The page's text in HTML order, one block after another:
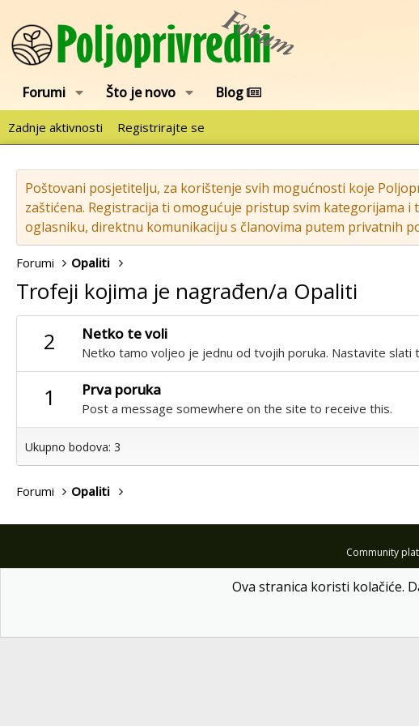
Forumi Što je novo Blog
Zadnje aktivnosti Registrirajte se
Poštovani posjetitelju, za korištenje svih mogućnosti koje
zaštićena. Registracija ti omogućuje pristup svim kategorijama
oglasniku, direktnu komunikaciju s članovima putem privatnih
Forumi Opaliti
Trofeji kojima je nagrađen/a Opaliti
2
Netko te voli
Netko tamo voljeo je jednu od tvojih poruka. Nastavite slati
1 Prva poruka
Post a message somewhere on the site to receive this.
Ukupno bodova: 3
Forumi Opaliti
Community
Ova stranica koristi kolačiće.